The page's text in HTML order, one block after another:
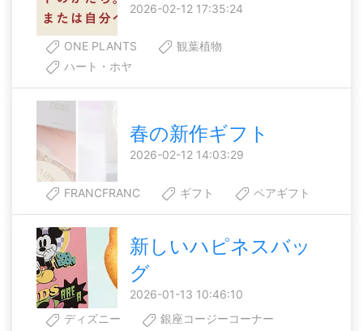
2026-02-12 17:35:24
ONE PLANTS
観葉植物
ハート・ホヤ
春の新作ギフト
2026-02-12 14:03:29
FRANCFRANC ギフト ペアギフト
新しいハピネスバッ
グ
2026-01-13 10:46:10
ディズニー
銀座コージーコーナー